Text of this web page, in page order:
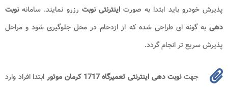
پذیرش خودرو باید ابتدا به صورتاینترنتی نوبت رزرو نمایند. سامانهنوبت
دهی به گونه ای طراحی شده که از ازدحام در محل جلوگیری شود و مراحل
پذیرش سریع تر انجام گردد.
جهتنوبت دهی اینترنتی تعمیرگاه 1717 کرمان موتور
ابتدا افراد وارد